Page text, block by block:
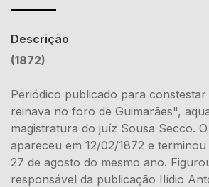
Descrição
(1872)
Periódico publicado para
reinava no foro de Guimarães",
magistratura do juíz Sousa Secco.
apareceu em 12/02/1872 e
27 de agosto do mesmo ano.
responsável da publicação Ilídio